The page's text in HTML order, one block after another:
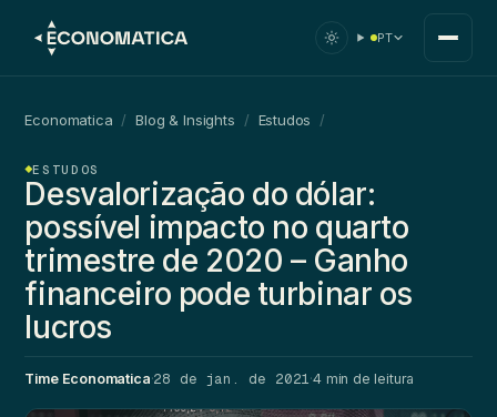
PT
Economatica / Blog & Insights / Estudos /
ESTUDOS
Desvalorização do dólar:
possível impacto no quarto
trimestre de 2020 – Ganho
financeiro pode turbinar os
lucros
Time Economatica·28 de jan. de 2021·4 min de leitura